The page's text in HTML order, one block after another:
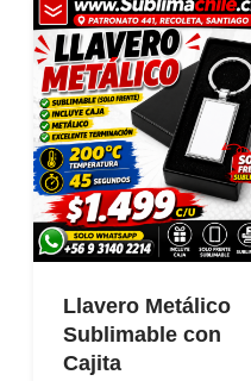
Llavero Metálico
Sublimable con
Cajita